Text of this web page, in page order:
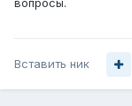
вопросы.
Вставить ник